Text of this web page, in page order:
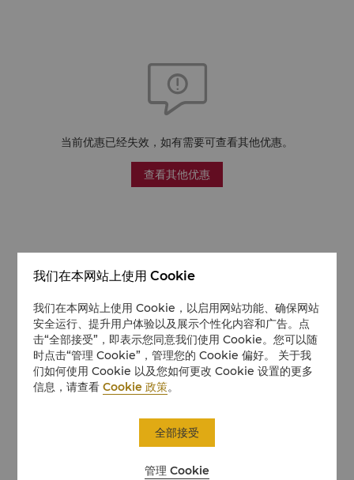
当前优惠已经失效，如有需要可查看其他优惠。
查看其他优惠
我们在本网站上使用 Cookie
我们在本网站上使用 Cookie，以启用网站功能、确保网站
安全运行、提升用户体验以及展示个性化内容和广告。点
击“全部接受”，即表示您同意我们使用 Cookie。您可以随
时点击“管理 Cookie”，管理您的 Cookie 偏好。 关于我
们如何使用 Cookie 以及您如何更改 Cookie 设置的更多
信息，请查看Cookie 政策。
管理 Cookie
全部接受